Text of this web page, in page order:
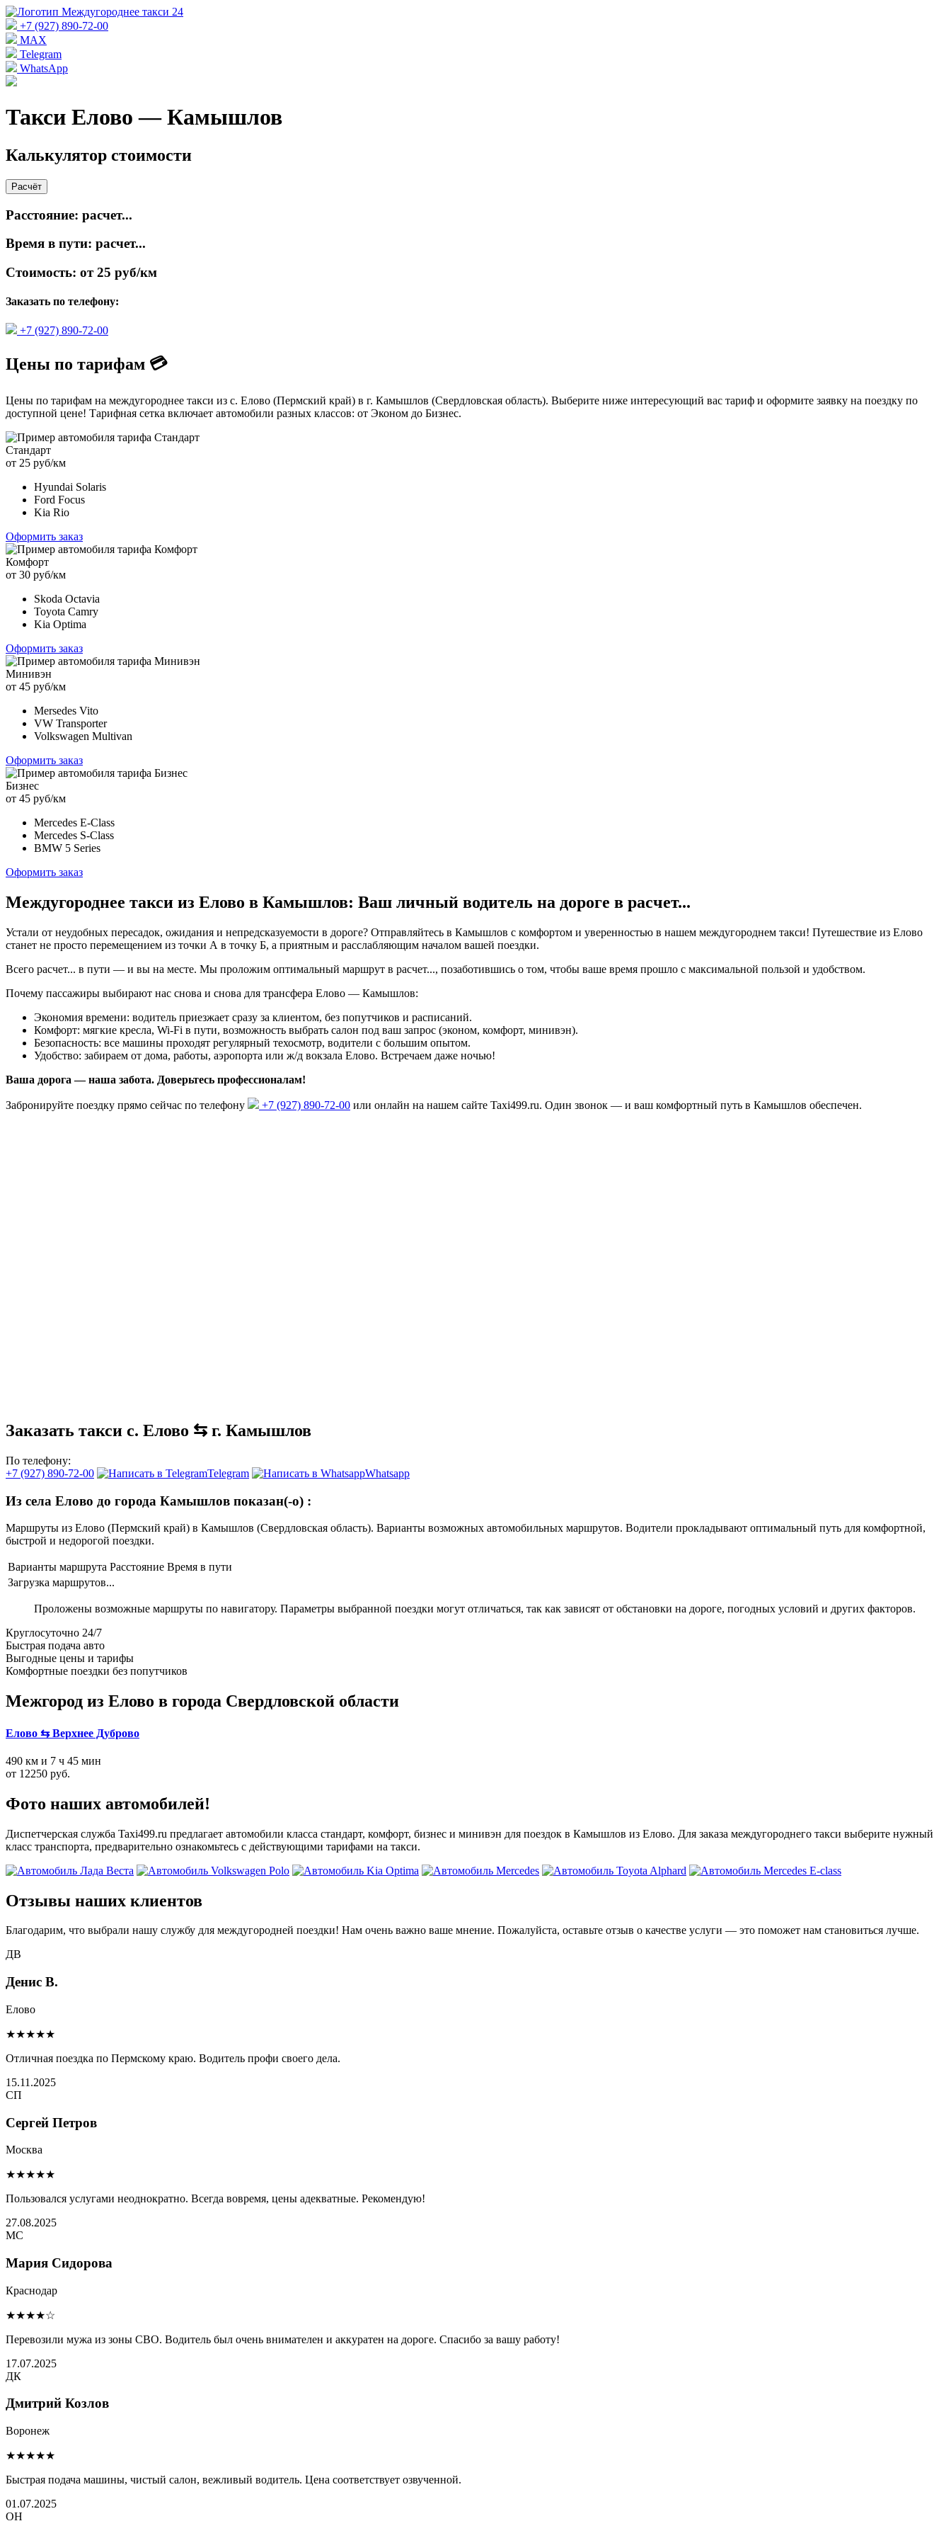
+7 (927) 890-72-00
MAX
Telegram
WhatsApp
Такси Елово — Камышлов
Калькулятор стоимости
Расчёт
Расстояние: расчет...
Время в пути: расчет...
Стоимость: от 25 руб/км
Заказать по телефону:
+7 (927) 890-72-00
Цены по тарифам 💳
Цены по тарифам на междугороднее такси из с. Елово (Пермский край) в г. Камышлов (Свердловская область). Выберите ниже интересующий вас тариф и оформите заявку на поездку по
доступной цене! Тарифная сетка включает автомобили разных классов: от Эконом до Бизнес.
Стандарт
от 25 руб/км
Hyundai Solaris
Ford Focus
Kia Rio
Оформить заказ
Комфорт
от 30 руб/км
Skoda Octavia
Toyota Camry
Kia Optima
Оформить заказ
Минивэн
от 45 руб/км
Mersedes Vito
VW Transporter
Volkswagen Multivan
Оформить заказ
Бизнес
от 45 руб/км
Mercedes E-Class
Mercedes S-Class
BMW 5 Series
Оформить заказ
Междугороднее такси из Елово в Камышлов: Ваш личный водитель на дороге в расчет...
Устали от неудобных пересадок, ожидания и непредсказуемости в дороге? Отправляйтесь в Камышлов с комфортом и уверенностью в нашем междугороднем такси! Путешествие из Елово
станет не просто перемещением из точки А в точку Б, а приятным и расслабляющим началом вашей поездки.
Всего расчет... в пути — и вы на месте. Мы проложим оптимальный маршрут в расчет..., позаботившись о том, чтобы ваше время прошло с максимальной пользой и удобством.
Почему пассажиры выбирают нас снова и снова для трансфера Елово — Камышлов:
Экономия времени: водитель приезжает сразу за клиентом, без попутчиков и расписаний.
Комфорт: мягкие кресла, Wi-Fi в пути, возможность выбрать салон под ваш запрос (эконом, комфорт, минивэн).
Безопасность: все машины проходят регулярный техосмотр, водители с большим опытом.
Удобство: забираем от дома, работы, аэропорта или ж/д вокзала Елово. Встречаем даже ночью!
Ваша дорога — наша забота. Доверьтесь профессионалам!
Забронируйте поездку прямо сейчас по телефону +7 (927) 890-72-00 или онлайн на нашем сайте Taxi499.ru. Один звонок — и ваш комфортный путь в Камышлов обеспечен.
Заказать такси с. Елово ⇆ г. Камышлов
По телефону:
+7 (927) 890-72-00
Telegram Whatsapp
Из села Елово до города Камышлов показан(-о) :
Маршруты из Елово (Пермский край) в Камышлов (Свердловская область). Варианты возможных автомобильных маршрутов. Водители прокладывают оптимальный путь для комфортной,
быстрой и недорогой поездки.
Варианты маршрута Расстояние Время в пути
Загрузка маршрутов...
Проложены возможные маршруты по навигатору. Параметры выбранной поездки могут отличаться, так как зависят от обстановки на дороге, погодных условий и других факторов.
Круглосуточно 24/7
Быстрая подача авто
Выгодные цены и тарифы
Комфортные поездки без попутчиков
Межгород из Елово в города Свердловской области
Елово ⇆ Верхнее Дуброво
490 км и 7 ч 45 мин
от 12250 руб.
Фото наших автомобилей!
Диспетчерская служба Taxi499.ru предлагает автомобили класса стандарт, комфорт, бизнес и минивэн для поездок в Камышлов из Елово. Для заказа междугороднего такси выберите нужный
класс транспорта, предварительно ознакомьтесь с действующими тарифами на такси.
Отзывы наших клиентов
Благодарим, что выбрали нашу службу для междугородней поездки! Нам очень важно ваше мнение. Пожалуйста, оставьте отзыв о качестве услуги — это поможет нам становиться лучше.
ДВ
Денис В.
Елово
★★★★★
Отличная поездка по Пермскому краю. Водитель профи своего дела.
15.11.2025
СП
Сергей Петров
Москва
★★★★★
Пользовался услугами неоднократно. Всегда вовремя, цены адекватные. Рекомендую!
27.08.2025
МС
Мария Сидорова
Краснодар
★★★★☆
Перевозили мужа из зоны СВО. Водитель был очень внимателен и аккуратен на дороге. Спасибо за вашу работу!
17.07.2025
ДК
Дмитрий Козлов
Воронеж
★★★★★
Быстрая подача машины, чистый салон, вежливый водитель. Цена соответствует озвученной.
01.07.2025
ОН